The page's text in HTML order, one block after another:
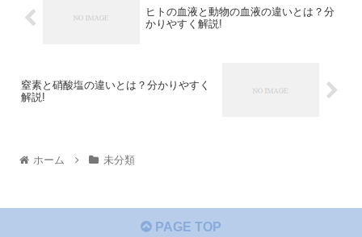
ヒトの血液と動物の血液の違いとは？分
かりやすく解説!
窒素と硝酸塩の違いとは？分かりやすく
解説!
ホーム 未分類
PAGE TOP